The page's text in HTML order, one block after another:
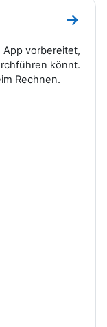
Zum
App vorbereitet,
könnt.
Rechnen.